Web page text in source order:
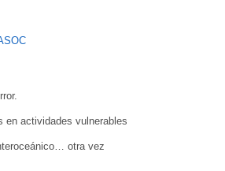
en actividades vulnerables
otra vez